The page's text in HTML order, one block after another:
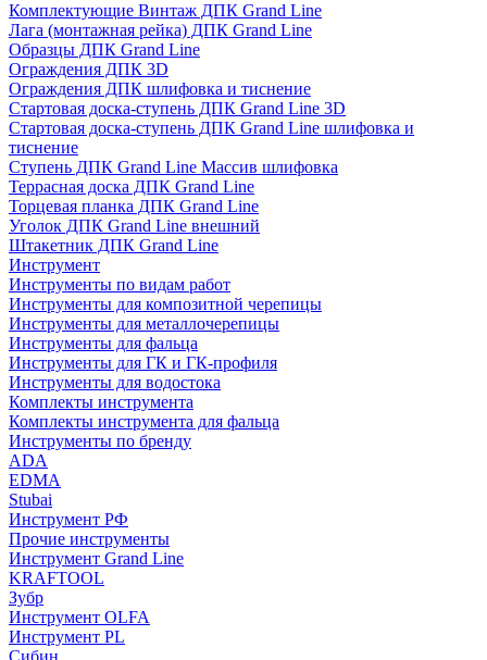
Комплектующие Винтаж ДПК Grand Line
Лага (монтажная рейка) ДПК Grand Line
Образцы ДПК Grand Line
Ограждения ДПК 3D
Ограждения ДПК шлифовка и тиснение
Стартовая доска-ступень ДПК Grand Line 3D
Стартовая доска-ступень ДПК Grand Line шлифовка и
тиснение
Ступень ДПК Grand Line Массив шлифовка
Террасная доска ДПК Grand Line
Торцевая планка ДПК Grand Line
Уголок ДПК Grand Line внешний
Штакетник ДПК Grand Line
Инструмент
Инструменты по видам работ
Инструменты для композитной черепицы
Инструменты для металлочерепицы
Инструменты для фальца
Инструменты для ГК и ГК-профиля
Инструменты для водостока
Комплекты инструмента
Комплекты инструмента для фальца
Инструменты по бренду
ADA
EDMA
Stubai
Инструмент РФ
Прочие инструменты
Инструмент Grand Line
KRAFTOOL
Зубр
Инструмент OLFA
Инструмент PL
Сибин